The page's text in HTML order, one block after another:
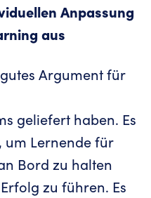
Anpassung
aus
Argument für
geliefert haben. Es
um Lernende für
Bord zu halten
zu führen. Es